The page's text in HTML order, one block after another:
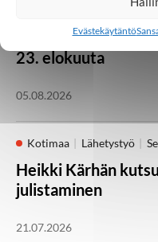
Evästekäytäntö
jäljellä!
23. elokuuta
05.08.2026
Kotimaa Lähetystyö
Heikki Kärhän
julistaminen
21.07.2026